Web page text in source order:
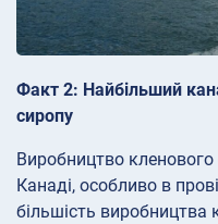
Факт 2: Найбільший
сиропу
Виробництво
Канаді, особливо в
більшість виробництва